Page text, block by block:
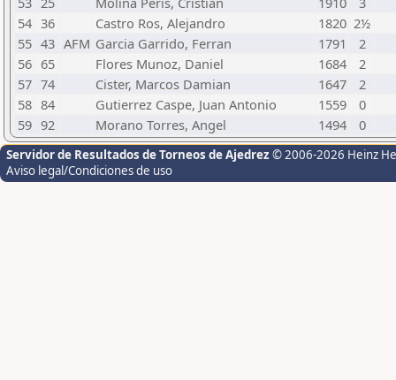
54 36 Castro Ros, Alejandro 1820 2½
55 43 AFM Garcia Garrido, Ferran 1791
2
56 65 Flores Munoz, Daniel 1684
2
57 74 Cister, Marcos Damian 1647
2
58 84 Gutierrez Caspe, Juan Antonio 1559
0
59 92 Morano Torres, Angel 1494 0
Servidor de Resultados de Torneos de Ajedrez © 2006-2026 Heinz
Aviso legal/Condiciones de uso